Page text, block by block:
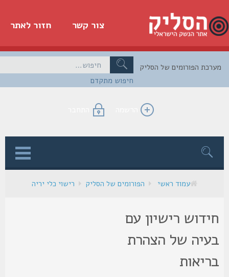
חזור לאתר צור קשר
חיפוש מתקדם
הפורומים של הסליק
הרשמה התחבר
עמוד ראשי הפורומים של הסליק רישוי כלי יריה
רישיון עם
של הצהרת